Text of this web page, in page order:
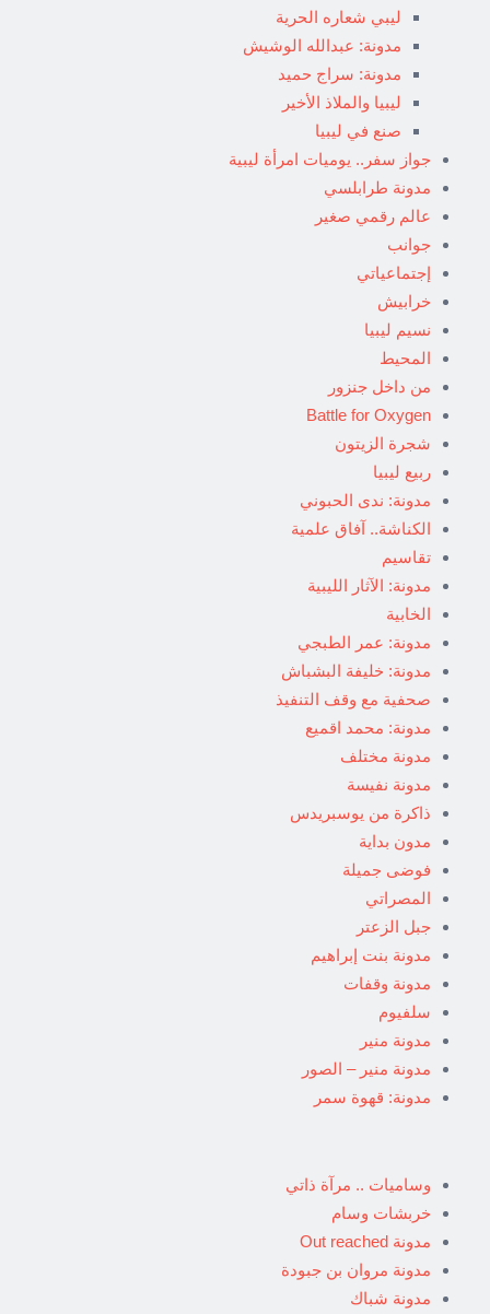
ليبي شعاره الحرية
مدونة: عبدالله الوشيش
مدونة: سراج حميد
ليبيا والملاذ الأخير
صنع في ليبيا
جواز سفر.. يوميات امرأة ليبية
مدونة طرابلسي
عالم رقمي صغير
جوانب
إجتماعياتي
خرابيش
نسيم ليبيا
المحيط
من داخل جنزور
Battle for Oxygen
شجرة الزيتون
ربيع ليبيا
مدونة: ندى الحبوني
الكناشة.. آفاق علمية
تقاسيم
مدونة: الآثار الليبية
الخابية
مدونة: عمر الطبجي
مدونة: خليفة البشباش
صحفية مع وقف التنفيذ
مدونة: محمد اقميع
مدونة مختلف
مدونة نفيسة
ذاكرة من يوسبريدس
مدون بداية
فوضى جميلة
المصراتي
جبل الزعتر
مدونة بنت إبراهيم
مدونة وقفات
سلفيوم
مدونة منير
مدونة منير – الصور
مدونة: قهوة سمر
وساميات .. مرآة ذاتي
خربشات وسام
مدونة Out reached
مدونة مروان بن جبودة
مدونة شباك